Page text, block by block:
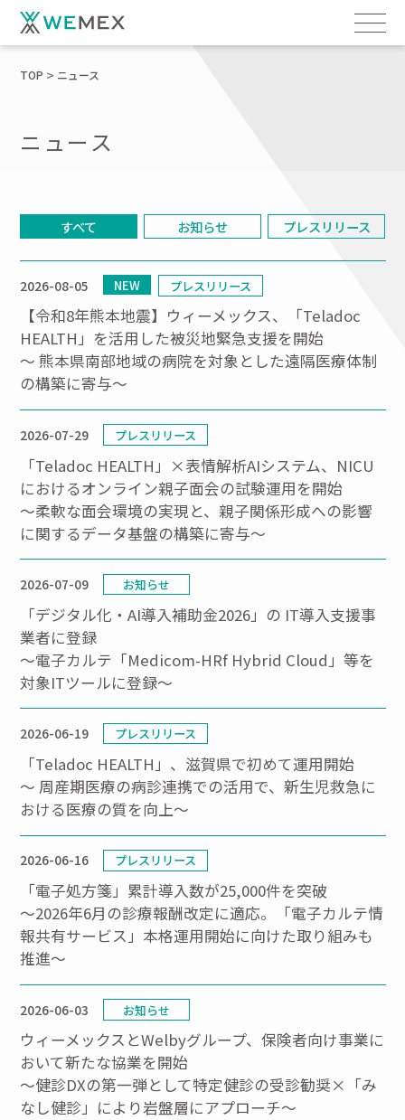
TOP ニュース
ニュース
すべて お知らせ プレスリリース
2026-08-05 NEW プレスリリース
【令和8年熊本地震】ウィーメックス、「Teladoc
HEALTH」を活用した被災地緊急支援を開始
～ 熊本県南部地域の病院を対象とした遠隔医療体制
の構築に寄与～
2026-07-29 プレスリリース
「Teladoc HEALTH」×表情解析AIシステム、NICU
におけるオンライン親子面会の試験運用を開始
～柔軟な面会環境の実現と、親子関係形成への影響
に関するデータ基盤の構築に寄与～
2026-07-09 お知らせ
「デジタル化・AI導入補助金2026」の IT導入支援事
業者に登録
～電子カルテ「Medicom-HRf Hybrid Cloud」等を
対象ITツールに登録～
2026-06-19 プレスリリース
「Teladoc HEALTH」、滋賀県で初めて運用開始
～ 周産期医療の病診連携での活用で、新生児救急に
おける医療の質を向上～
2026-06-16 プレスリリース
「電子処方箋」累計導入数が25,000件を突破
～2026年6月の診療報酬改定に適応。「電子カルテ情
報共有サービス」本格運用開始に向けた取り組みも
推進～
2026-06-03 お知らせ
ウィーメックスとWelbyグループ、保険者向け事業に
おいて新たな協業を開始
～健診DXの第一弾として特定健診の受診勧奨×「み
なし健診」により岩盤層にアプローチ～